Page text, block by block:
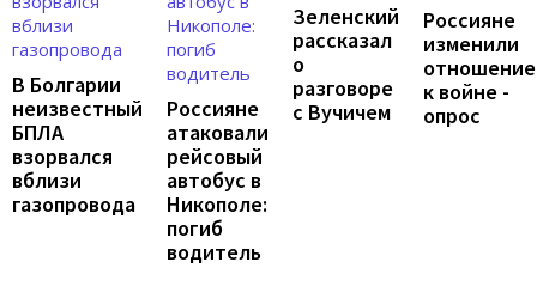
В Болгарии
неизвестный
БПЛА
взорвался
вблизи
газопровода
Россияне
атаковали
рейсовый
автобус в
Никополе:
погиб
водитель
Зеленский
рассказал
о
разговоре
с Вучичем
Россияне
изменили
отношение
к войне -
опрос